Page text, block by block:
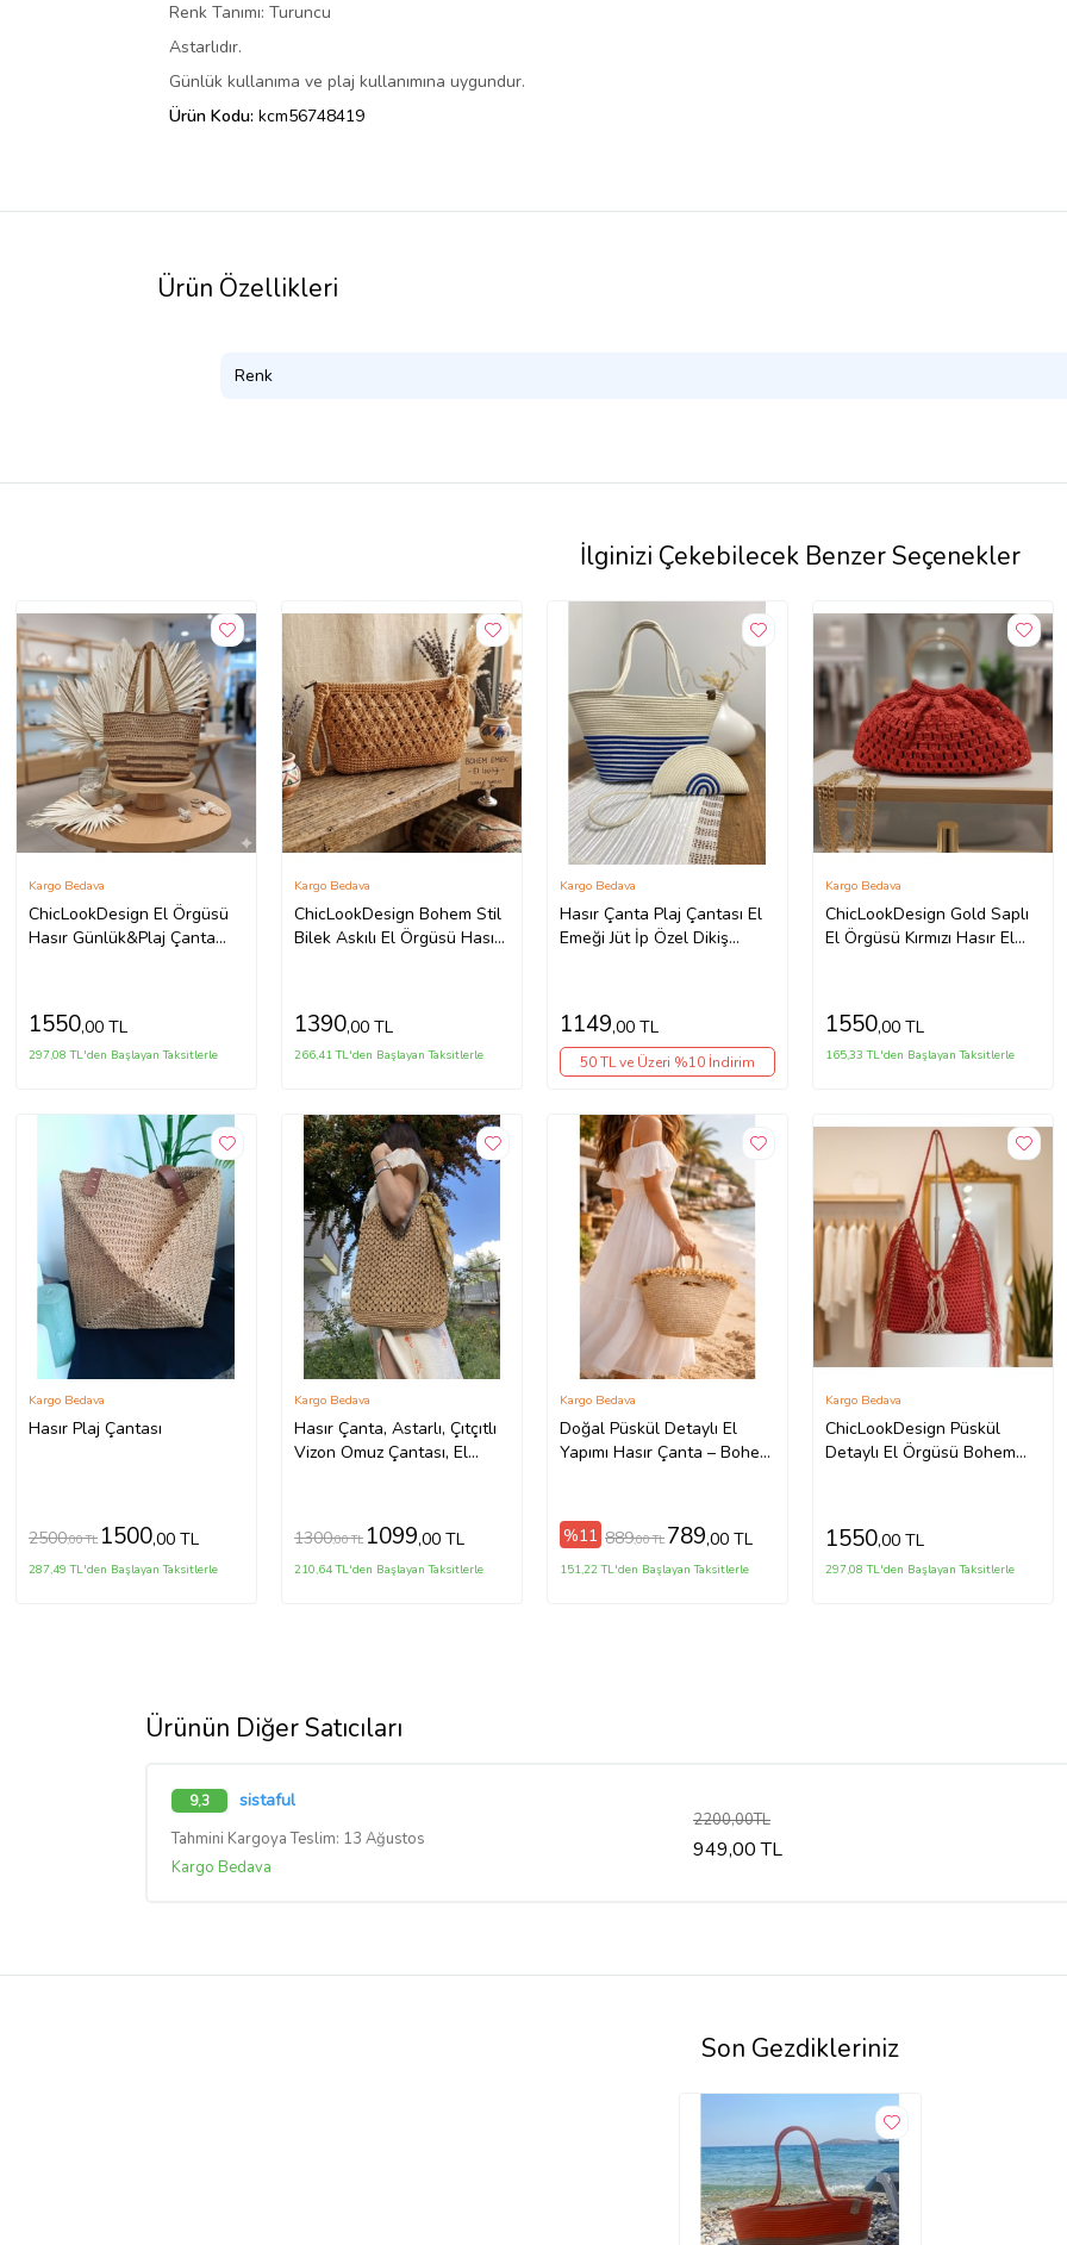
Renk Tanımı: Turuncu
Astarlıdır.
Günlük kullanıma ve plaj kullanımına uygundur.
Ürün Kodu: kcm56748419
Ürün Özellikleri
Renk
İlginizi Çekebilecek Benzer Seçenekler
ChicLookDesign El Örgüsü
Hasır Günlük&Plaj Çanta
Kargo Bedava
1550,00 TL
297,08 TL'den Başlayan Taksitlerle
ChicLookDesign Bohem Stil
Bilek Askılı El Örgüsü Hasır
Kargo Bedava
1390,00 TL
266,41 TL'den Başlayan Taksitlerle
Hasır Çanta Plaj Çantası El
Emeği Jüt İp Özel Dikiş
Kargo Bedava
1149,00 TL
50 TL ve Üzeri %10 İndirim
ChicLookDesign Gold Saplı
El Örgüsü Kırmızı Hasır El
Kargo Bedava
1550,00 TL
165,33 TL'den Başlayan Taksitlerle
Hasır Plaj Çantası
Kargo Bedava
2500,00 TL 1500,00 TL
287,49 TL'den Başlayan Taksitlerle
Hasır Çanta, Astarlı, Çıtçıtlı
Vizon Omuz Çantası, El
Kargo Bedava
1300,00 TL 1099,00 TL
210,64 TL'den Başlayan Taksitlerle
Doğal Püskül Detaylı El
Yapımı Hasır Çanta – Bohem
Kargo Bedava
%11 889,00 TL 789,00 TL
151,22 TL'den Başlayan Taksitlerle
ChicLookDesign Püskül
Detaylı El Örgüsü Bohem
Kargo Bedava
1550,00 TL
297,08 TL'den Başlayan Taksitlerle
Ürünün Diğer Satıcıları
9,3 sistaful
Tahmini Kargoya Teslim: 13 Ağustos
Kargo Bedava
2200,00TL
949,00 TL
Son Gezdikleriniz